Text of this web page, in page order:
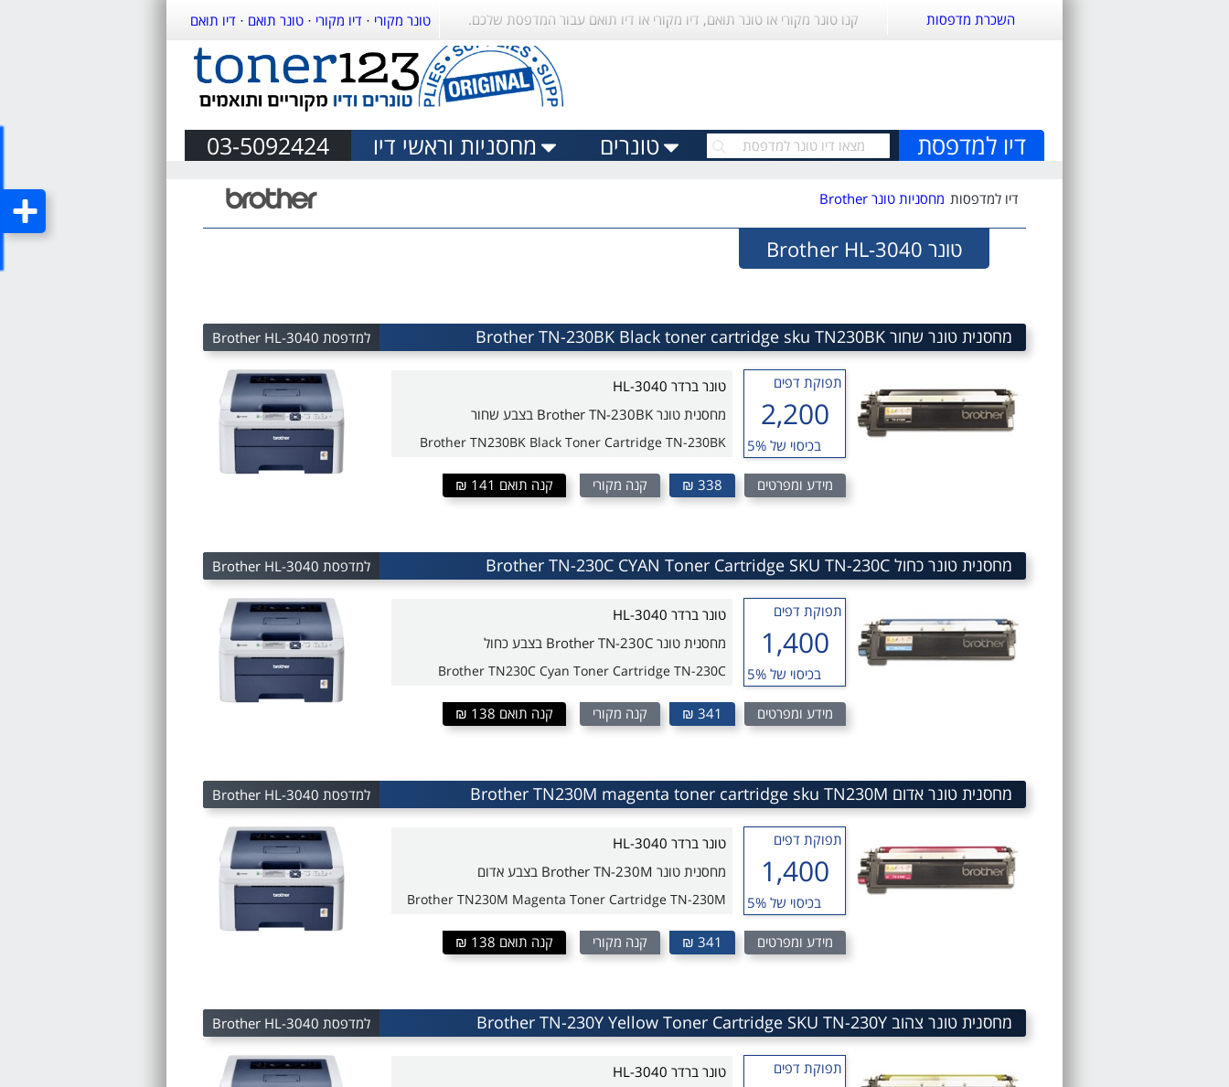
השכרת מדפסות קנו טונר מקורי או טונר תואם, דיו מקורי או דיו תואם עבור המדפסת שלכם. טונר מקורי · דיו מקורי · טונר תואם · דיו תואם
דיו למדפסת 03-5092424 מחסניות וראשי דיו טונרים
דיו למדפסות מחסניות טונר Brother
טונר Brother HL-3040
מחסנית טונר שחור Brother TN-230BK Black toner cartridge sku TN230BK למדפסת Brother HL-3040
תפוקת דפים
2,200
בכיסוי של 5%
טונר ברדר HL-3040
מחסנית טונר Brother TN-230BK בצבע שחור
Brother TN230BK Black Toner Cartridge TN-230BK
מידע ומפרטים 338 ₪ קנה מקורי קנה תואם 141 ₪
מחסנית טונר כחול Brother TN-230C CYAN Toner Cartridge SKU TN-230C למדפסת Brother HL-3040
תפוקת דפים
1,400
בכיסוי של 5%
טונר ברדר HL-3040
מחסנית טונר Brother TN-230C בצבע כחול
Brother TN230C Cyan Toner Cartridge TN-230C
מידע ומפרטים 341 ₪ קנה מקורי קנה תואם 138 ₪
מחסנית טונר אדום Brother TN230M magenta toner cartridge sku TN230M למדפסת Brother HL-3040
תפוקת דפים
1,400
בכיסוי של 5%
טונר ברדר HL-3040
מחסנית טונר Brother TN-230M בצבע אדום
Brother TN230M Magenta Toner Cartridge TN-230M
מידע ומפרטים 341 ₪ קנה מקורי קנה תואם 138 ₪
מחסנית טונר צהוב Brother TN-230Y Yellow Toner Cartridge SKU TN-230Y למדפסת Brother HL-3040
תפוקת דפים
טונר ברדר HL-3040